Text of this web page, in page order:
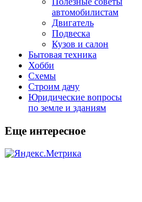
автомобилистам
Двигатель
Подвеска
Кузов и салон
Бытовая техника
Хобби
Схемы
Строим дачу
Юридические вопросы
по земле и зданиям
Еще интересное